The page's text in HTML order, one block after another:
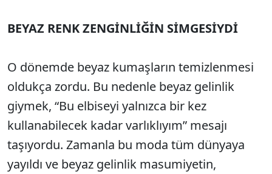
BEYAZ RENK ZENGİNLİĞİN SİMGESİYDİ
O dönemde beyaz kumaşların temizlenmesi
oldukça zordu. Bu nedenle beyaz gelinlik
giymek, “Bu elbiseyi yalnızca bir kez
kullanabilecek kadar varlıklıyım” mesajı
taşıyordu. Zamanla bu moda tüm dünyaya
yayıldı ve beyaz gelinlik masumiyetin,